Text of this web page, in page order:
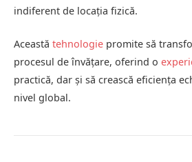
indiferent de locația fizică.
Această tehnologie promite să
procesul de învățare, oferind o
practică, dar și să crească eficiența
nivel global.